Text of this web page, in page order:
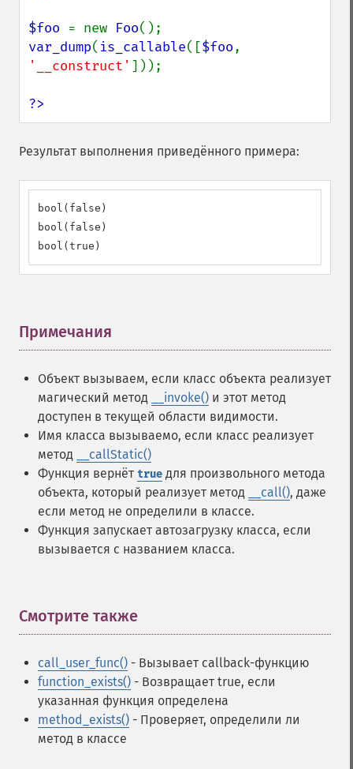
$foo = new Foo
var_dump( is_callable([$foo
'__construct' ]));
?>
Результат выполнения приведённого примера:
bool(false)
bool(false)
bool(true)
Примечания
Объект вызываем, если класс объекта реализует
магический метод
__invoke() и этот метод
доступен в текущей области видимости.
Имя класса вызываемо, если класс реализует
метод
__callStatic()
Функция вернёт true для произвольного метода
объекта, который реализует метод
__call(), даже
если метод не определили в классе.
Функция запускает автозагрузку класса, если
вызывается с названием класса.
Смотрите также
call_user_func() - Вызывает callback-функцию
function_exists() - Возвращает true, если
указанная функция определена
method_exists() - Проверяет, определили ли
метод в классе